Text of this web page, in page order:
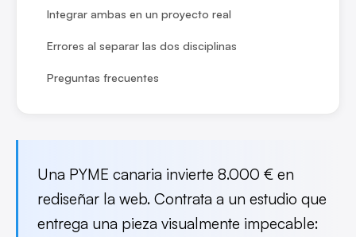
Integrar ambas en un proyecto real
Errores al separar las dos disciplinas
Preguntas frecuentes
Una PYME canaria invierte 8.000 € en
rediseñar la web. Contrata a un estudio que
entrega una pieza visualmente impecable: